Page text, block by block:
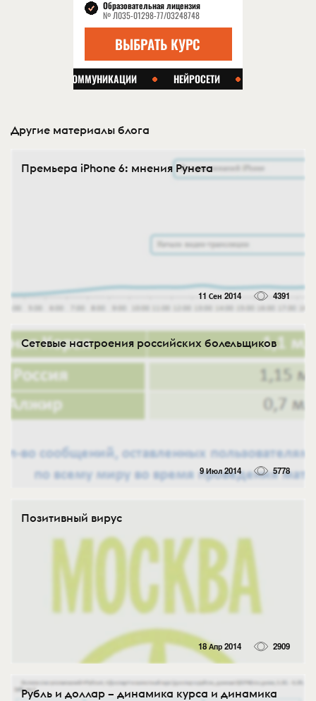
Другие материалы блога
Премьера iPhone 6: мнения Рунета
11 Сен 2014 4391
Сетевые настроения российских болельщиков
9 Июл 2014 5778
Позитивный вирус
18 Апр 2014 2909
Рубль и доллар – динамика курса и динамика